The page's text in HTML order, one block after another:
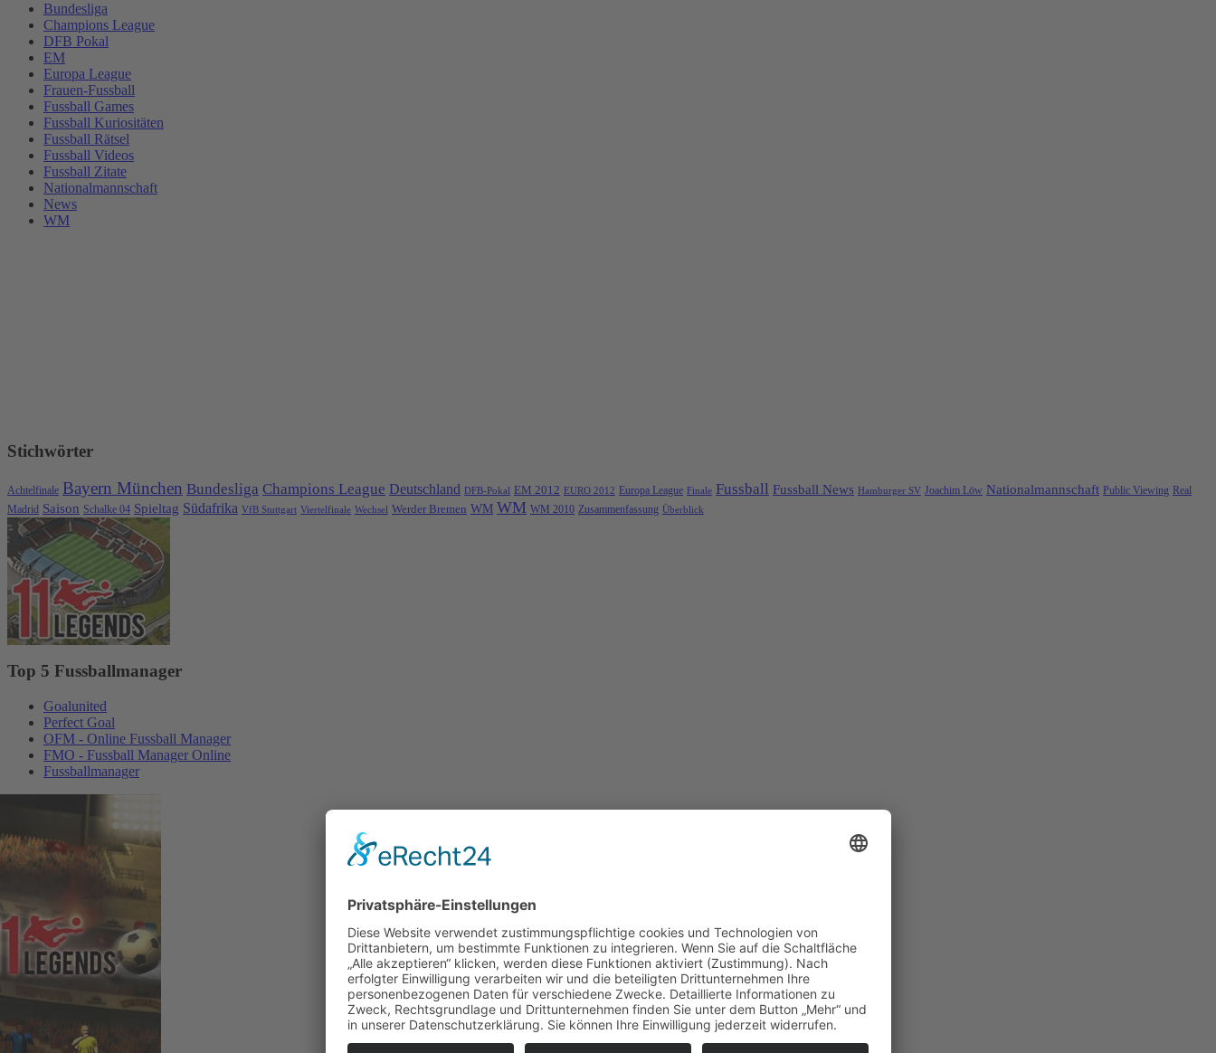
Bundesliga
Champions League
DFB Pokal
EM
Europa League
Frauen-Fussball
Fussball Games
Fussball Kuriositäten
Fussball Rätsel
Fussball Videos
Fussball Zitate
Nationalmannschaft
News
WM
Stichwörter
Achtelfinale Bayern München Bundesliga Champions League Deutschland DFB-Pokal EM 2012 EURO 2012 Europa League Finale Fussball Fussball News Hamburger SV Joachim Löw Nationalmannschaft Public Viewing Real
Madrid Saison Schalke 04 Spieltag Südafrika VfB Stuttgart Viertelfinale Wechsel Werder Bremen WM WM WM 2010 Zusammenfassung Überblick
Top 5 Fussballmanager
Goalunited
Perfect Goal
OFM - Online Fussball Manager
FMO - Fussball Manager Online
Fussballmanager